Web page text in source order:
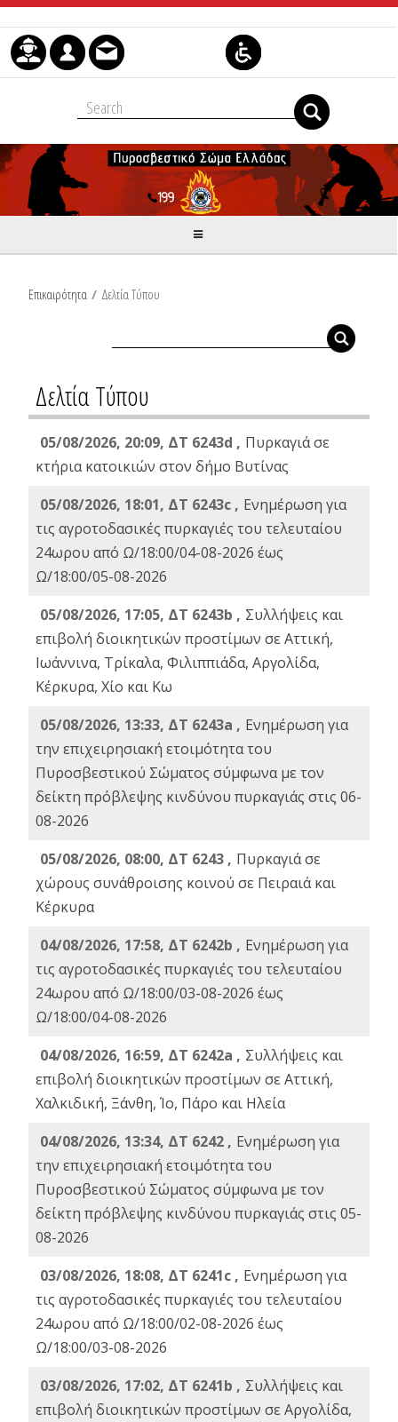
Skip to Content
Επικαιρότητα / Δελτία Τύπου
Δελτία Τύπου
05/08/2026, 20:09, ΔΤ 6243d , Πυρκαγιά σε
κτήρια κατοικιών στον δήμο Βυτίνας
05/08/2026, 18:01, ΔΤ 6243c , Ενημέρωση για
τις αγροτοδασικές πυρκαγιές του τελευταίου
24ωρου από Ω/18:00/04-08-2026 έως
Ω/18:00/05-08-2026
05/08/2026, 17:05, ΔΤ 6243b , Συλλήψεις και
επιβολή διοικητικών προστίμων σε Αττική,
Ιωάννινα, Τρίκαλα, Φιλιππιάδα, Αργολίδα,
Κέρκυρα, Χίο και Κω
05/08/2026, 13:33, ΔΤ 6243a , Ενημέρωση για
την επιχειρησιακή ετοιμότητα του
Πυροσβεστικού Σώματος σύμφωνα με τον
δείκτη πρόβλεψης κινδύνου πυρκαγιάς στις 06-
08-2026
05/08/2026, 08:00, ΔΤ 6243 , Πυρκαγιά σε
χώρους συνάθροισης κοινού σε Πειραιά και
Κέρκυρα
04/08/2026, 17:58, ΔΤ 6242b , Ενημέρωση για
τις αγροτοδασικές πυρκαγιές του τελευταίου
24ωρου από Ω/18:00/03-08-2026 έως
Ω/18:00/04-08-2026
04/08/2026, 16:59, ΔΤ 6242a , Συλλήψεις και
επιβολή διοικητικών προστίμων σε Αττική,
Χαλκιδική, Ξάνθη, Ίο, Πάρο και Ηλεία
04/08/2026, 13:34, ΔΤ 6242 , Ενημέρωση για
την επιχειρησιακή ετοιμότητα του
Πυροσβεστικού Σώματος σύμφωνα με τον
δείκτη πρόβλεψης κινδύνου πυρκαγιάς στις 05-
08-2026
03/08/2026, 18:08, ΔΤ 6241c , Ενημέρωση για
τις αγροτοδασικές πυρκαγιές του τελευταίου
24ωρου από Ω/18:00/02-08-2026 έως
Ω/18:00/03-08-2026
03/08/2026, 17:02, ΔΤ 6241b , Συλλήψεις και
επιβολή διοικητικών προστίμων σε Αργολίδα,